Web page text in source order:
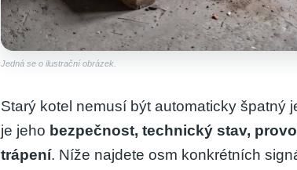
Jedná se o ilustrační obrázek.
Starý kotel nemusí být automaticky špatný
je jeho bezpečnost, technický stav,
trápení. Níže najdete osm konkrétních